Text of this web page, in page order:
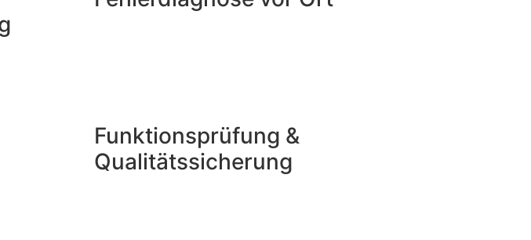
Funktionsprüfung &
Qualitätssicherung